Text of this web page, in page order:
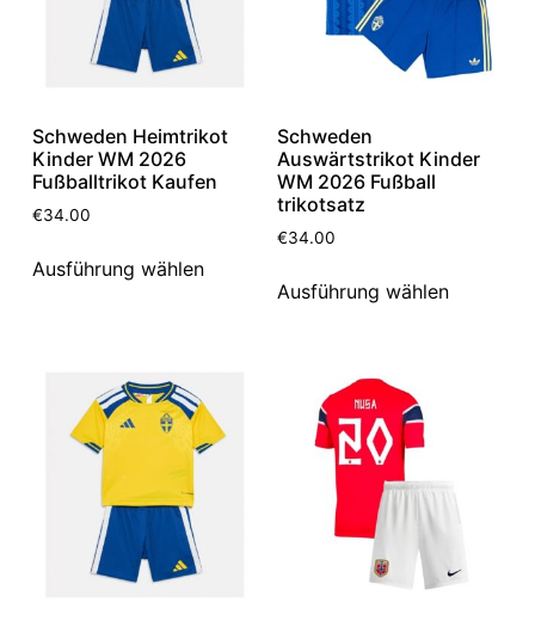
Schweden Heimtrikot
Kinder WM 2026
Fußballtrikot Kaufen
€34.00
Ausführung wählen
Schweden
Auswärtstrikot Kinder
WM 2026 Fußball
trikotsatz
€34.00
Ausführung wählen